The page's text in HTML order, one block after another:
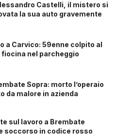
Castelli, il mistero si
la sua auto gravemente
a Carvico: 59enne colpito al
fiocina nel parcheggio
Sopra: morto l’operaio
da malore in azienda
sul lavoro a Brembate
soccorso in codice rosso